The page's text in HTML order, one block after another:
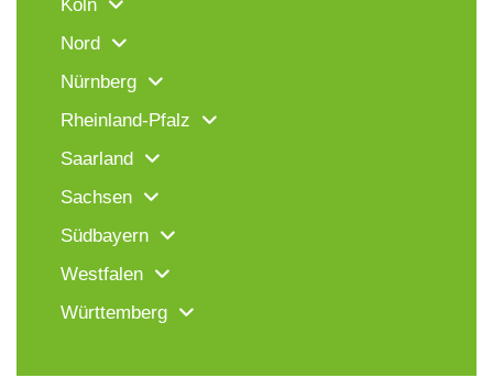
Köln
Nord
Nürnberg
Rheinland-Pfalz
Saarland
Sachsen
Südbayern
Westfalen
Württemberg